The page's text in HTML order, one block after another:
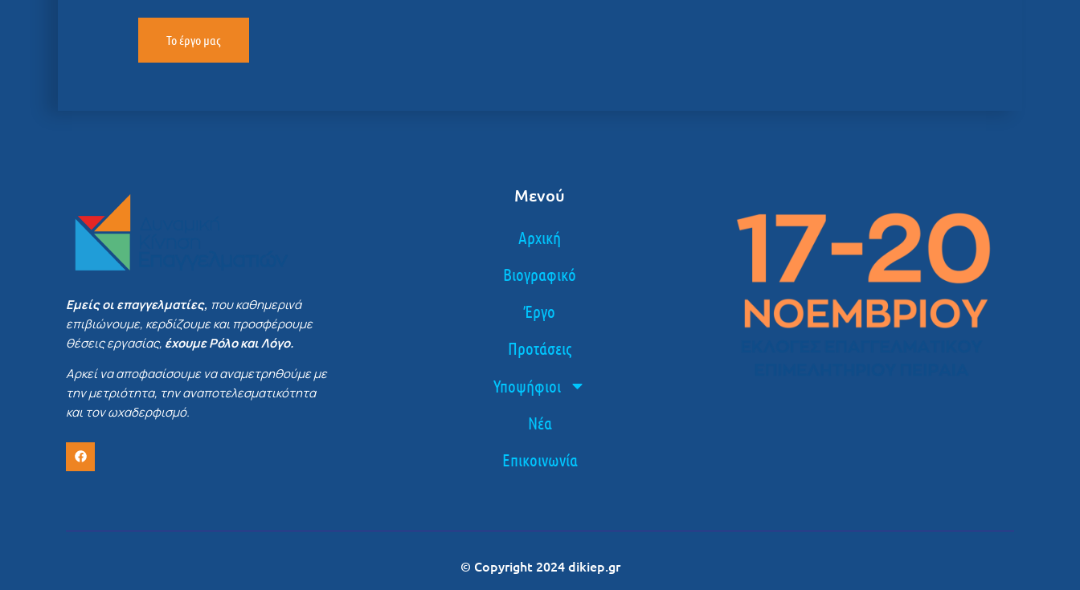
Το έργο μας
Εμείς οι επαγγελματίες, που καθημερινά
επιβιώνουμε, κερδίζουμε και προσφέρουμε
θέσεις εργασίας, έχουμε Ρόλο και Λόγο.
Αρκεί να αποφασίσουμε να αναμετρηθούμε με
την μετριότητα, την αναποτελεσματικότητα
και τον ωχαδερφισμό.
Μενού
Αρχική
Βιογραφικό
Έργο
Προτάσεις
Υποψήφιοι
Νέα
Επικοινωνία
© Copyright 2024 dikiep.gr